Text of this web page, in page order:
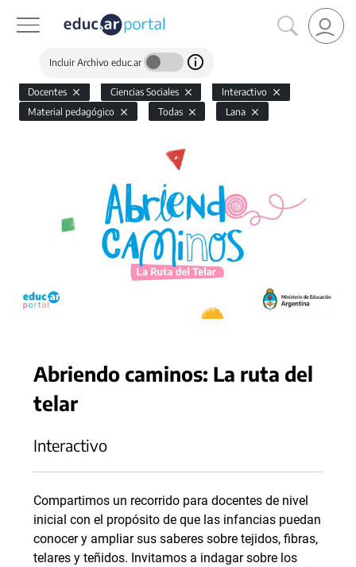
Incluir Archivo educ.ar
Docentes Ciencias Sociales
Interactivo
Material pedagógico
Todas Lana
Abriendo caminos: La ruta del
telar
Interactivo
Compartimos un recorrido para docentes de nivel
inicial con el propósito de que las infancias puedan
conocer y ampliar sus saberes sobre tejidos, fibras,
telares y teñidos. Invitamos a indagar sobre los